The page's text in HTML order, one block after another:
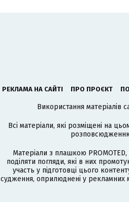
РЕКЛАМА НА САЙТІ ПРО ПРОЄКТ
Використання матеріалів
Всі матеріали, які розміщені на
розповсюдженню
Матеріали з плашкою
поділяти погляди, які в них
участь у підготовці цього
судження, оприлюднені у рекламних